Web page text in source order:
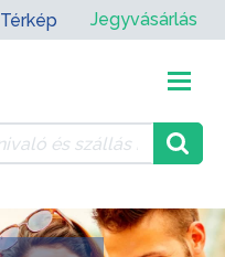
Térkép Jegyvásárlás